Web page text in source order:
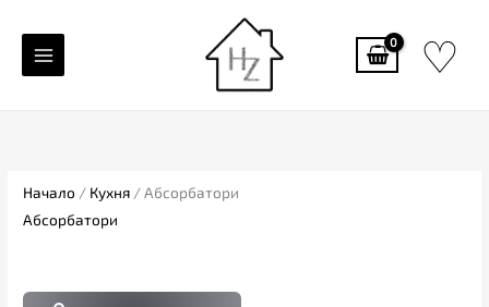
content
♡
Начало / Кухня / Абсорбатори
Абсорбатори